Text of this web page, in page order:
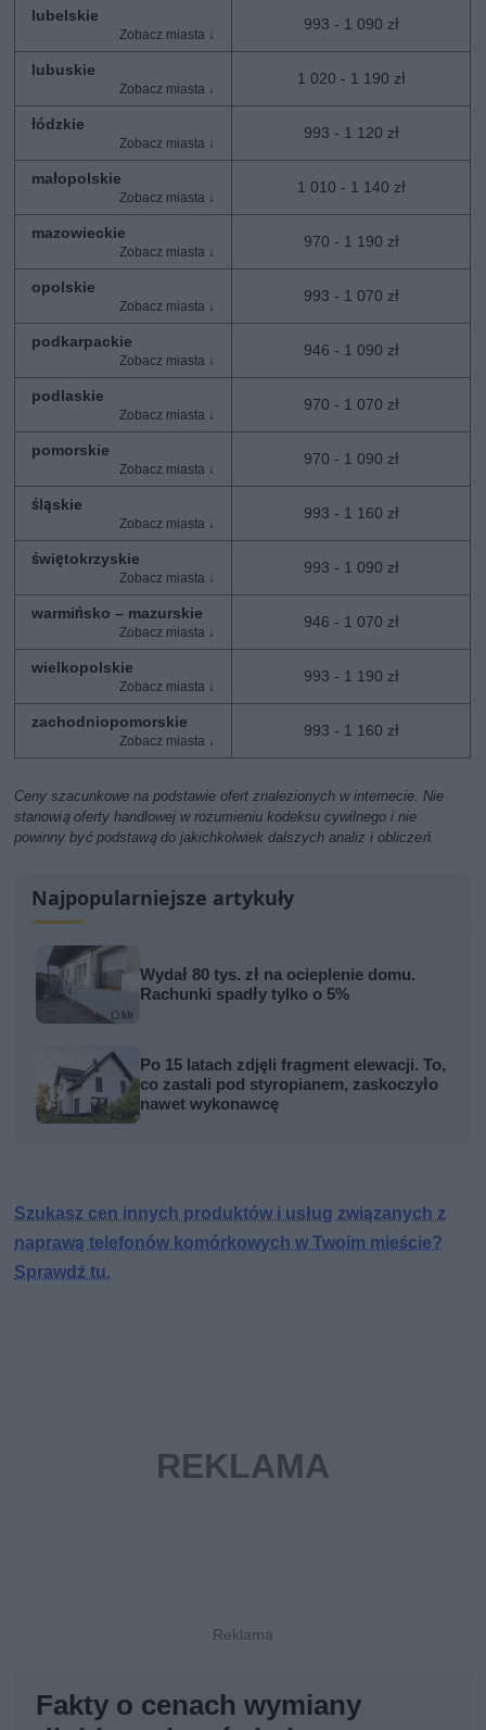
lubelskie 993 - 1 090 zł
lubuskie 1 020 - 1 190 zł
łódzkie 993 - 1 120 zł
małopolskie 1 010 - 1 140 zł
mazowieckie 970 - 1 190 zł
opolskie 993 - 1 070 zł
podkarpackie 946 - 1 090 zł
podlaskie 970 - 1 070 zł
pomorskie 970 - 1 090 zł
śląskie 993 - 1 160 zł
świętokrzyskie 993 - 1 090 zł
warmińsko – mazurskie 946 - 1 070 zł
wielkopolskie 993 - 1 190 zł
zachodniopomorskie 993 - 1 160 zł
Ceny szacunkowe na podstawie ofert znalezionych w internecie. Nie
stanowią oferty handlowej w rozumieniu kodeksu cywilnego i nie
powinny być podstawą do jakichkolwiek dalszych analiz i obliczeń.
Najpopularniejsze artykuły
Wydał 80 tys. zł na ocieplenie domu.
Rachunki spadły tylko o 5%
Po 15 latach zdjęli fragment elewacji. To,
co zastali pod styropianem, zaskoczyło
nawet wykonawcę
Szukasz cen innych produktów i usług związanych z
naprawą telefonów komórkowych w Twoim mieście?
Sprawdź tu.
Fakty o cenach wymiany